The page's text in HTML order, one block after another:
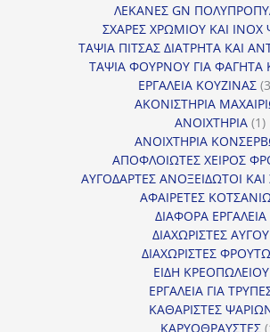
ΛΕΚΑΝΕΣ GN
ΣΧΑΡΕΣ ΧΡΩΜΙΟΥ ΚΑΙ INOX
ΤΑΨΙΑ ΠΙΤΣΑΣ ΔΙΑΤΡΗΤΑ ΚΑΙ
ΤΑΨΙΑ ΦΟΥΡΝΟΥ ΓΙΑ ΦΑΓΗΤΑ
ΕΡΓΑΛΕΙΑ ΚΟΥΖΙΝΑΣ
ΑΚΟΝΙΣΤΗΡΙΑ
ΑΝΟΙΧΤΗΡΙΑ 11
ΑΝΟΙΧΤΗΡΙΑ
ΑΠΟΦΛΟΙΩΤΕΣ ΧΕΙΡΟΣ
ΑΥΓΟΔΑΡΤΕΣ ΑΝΟΞΕΙΔΩΤΟΙ ΚΑΙ
ΑΦΑΙΡΕΤΕΣ
ΔΙΑΦΟΡΑ ΕΡΓΑΛΕΙΑ
ΔΙΑΧΩΡΙΣΤΕΣ ΑΥΓΟΥ
ΔΙΑΧΩΡΙΣΤΕΣ
ΕΙΔΗ ΚΡΕΟΠΩΛΕΙΟΥ
ΕΡΓΑΛΕΙΑ ΓΙΑ
ΚΑΘΑΡΙΣΤΕΣ
ΚΑΡΥΟΘΡΑΥΣΤΕΣ